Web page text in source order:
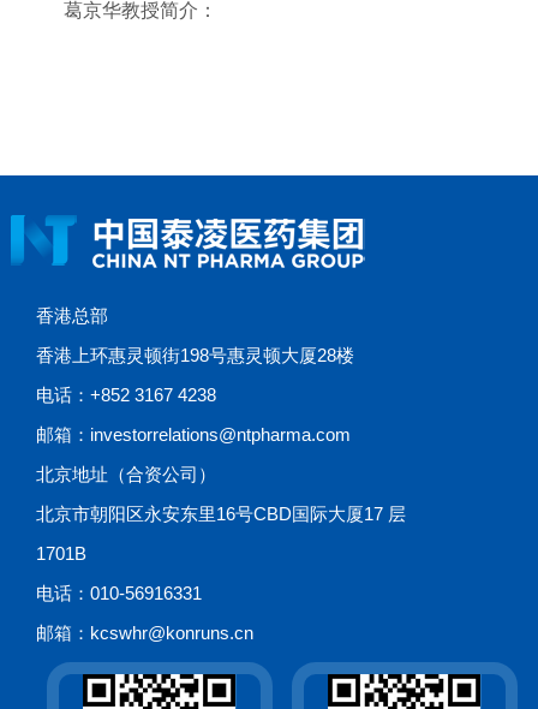
葛京华教授简介：
香港总部
香港上环惠灵顿街198号惠灵顿大厦28楼
电话：+852 3167 4238
邮箱：investorrelations@ntpharma.com
北京地址（合资公司）
北京市朝阳区永安东里16号CBD国际大厦17 层
1701B
电话：010-56916331
邮箱：kcswhr@konruns.cn